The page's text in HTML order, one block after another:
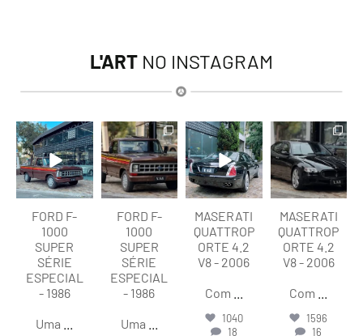
L'ART NO INSTAGRAM
lart.br
Ago 7
FORD F-
1000
SUPER
SÉRIE
ESPECIAL
- 1986
Uma
lart.br
Ago 7
FORD F-
1000
SUPER
SÉRIE
ESPECIAL
- 1986
Uma
lart.br
Ago 6
MASERATI
QUATTROP
ORTE 4.2
V8 - 2006
Com
1040
18
lart.br
Ago 6
MASERATI
QUATTROP
ORTE 4.2
V8 - 2006
Com
1596
16